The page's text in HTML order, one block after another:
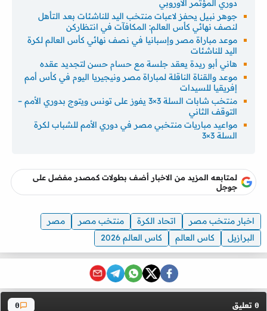
دوري المؤتمر الأوروبي
جوهر نبيل يحفز لاعبات منتخب اليد للناشئات بعد التأهل
لنصف نهائي كأس العالم: المكافآت في انتظاركن
موعد مباراة مصر وإسبانيا في نصف نهائي كأس العالم لكرة
اليد للناشئات
هاني أبو ريدة يعقد جلسة مع حسام حسن لتجديد عقده
موعد والقناة الناقلة لمباراة مصر ونيجيريا اليوم في كأس أمم
إفريقيا للسيدات
منتخب شابات السلة 3×3 يفوز على تونس ويتوج بدوري الأمم –
التوقف الثاني
مواعيد مباريات منتخبي مصر في دوري الأمم للشباب لكرة
السلة 3×3
لمتابعه المزيد من الاخبار أضف بطولات كمصدر مفضل على
جوجل
اخبار منتخب مصر اتحاد الكرة منتخب مصر
مصر
البرازيل
كاس العالم كاس العالم 2026
0 تعليق 0